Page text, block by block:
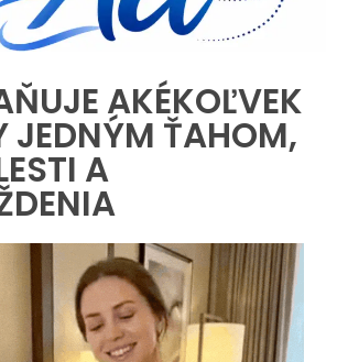
AKÉKOĽVEK
JEDNÝM ŤAHOM,
A